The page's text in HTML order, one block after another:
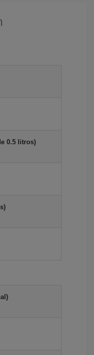
0.5 litros)